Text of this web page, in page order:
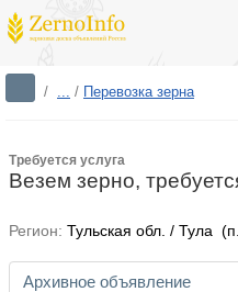
/ ... / Перевозка зерна
Требуется услуга
Везем зерно,
Регион: Тульская обл. / Тула
Архивное объявление